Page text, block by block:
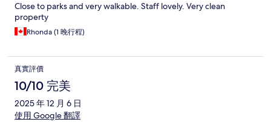
Close to parks and very walkable. Staff lovely. Very clean
property
Rhonda (1 晚行程)
真實評價
10/10 完美
2025 年 12 月 6 日
使用 Google 翻譯